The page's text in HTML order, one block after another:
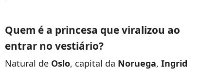
Quem é a princesa que viralizou ao
entrar no vestiário?
Natural de Oslo, capital da Noruega, Ingrid